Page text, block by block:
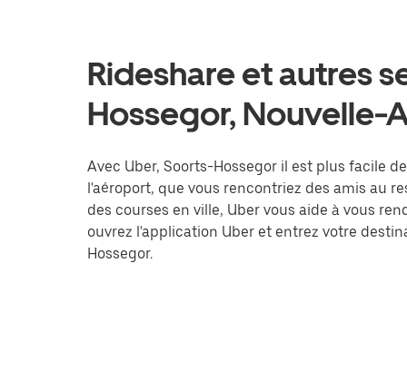
Rideshare et autres
Hossegor, Nouvelle-
Avec Uber, Soorts-Hossegor il est plus facile
l'aéroport, que vous rencontriez des amis au
des courses en ville, Uber vous aide à vous
ouvrez l'application Uber et entrez votre
Hossegor.